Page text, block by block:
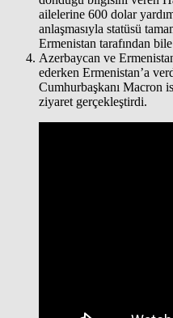
ailelerine 600 dolar
anlaşmasıyla statüsü
Ermenistan tarafından bile
Azerbaycan ve
ederken Ermenistan’a
Cumhurbaşkanı Macron
ziyaret gerçekleştirdi.